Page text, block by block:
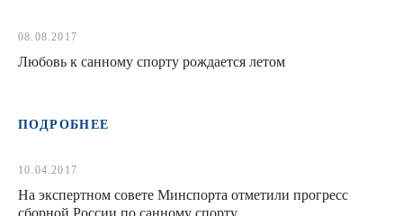
08.08.2017
Любовь к санному спорту рождается летом
ПОДРОБНЕЕ
10.04.2017
На экспертном совете Минспорта отметили прогресс
сборной России по санному спорту